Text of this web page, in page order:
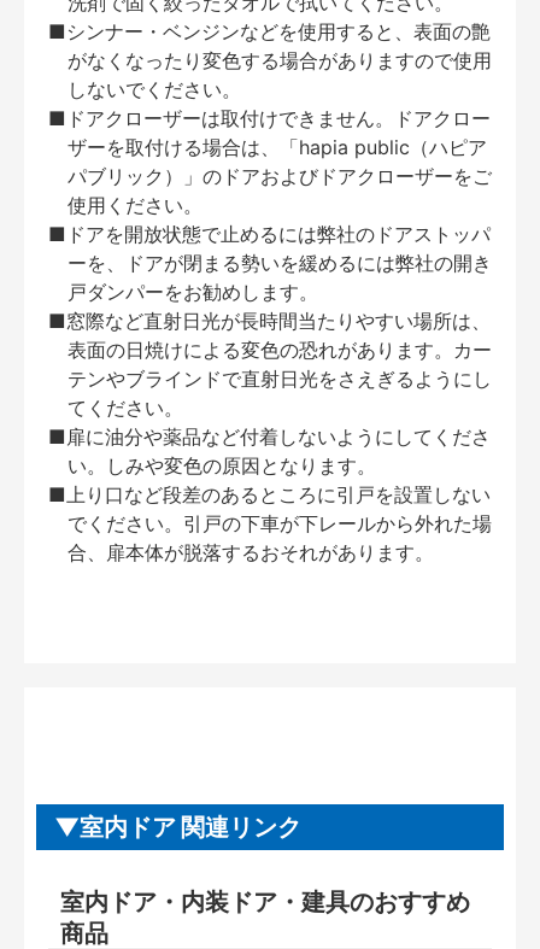
■シンナー・ベンジンなどを使用すると、表面の艶
がなくなったり変色する場合がありますので使用
しないでください。
■ドアクローザーは取付けできません。ドアクロー
ザーを取付ける場合は、「hapia public（ハピア
パブリック）」のドアおよびドアクローザーをご
使用ください。
■ドアを開放状態で止めるには弊社のドアストッパ
ーを、ドアが閉まる勢いを緩めるには弊社の開き
戸ダンパーをお勧めします。
■窓際など直射日光が長時間当たりやすい場所は、
表面の日焼けによる変色の恐れがあります。カー
テンやブラインドで直射日光をさえぎるようにし
てください。
■扉に油分や薬品など付着しないようにしてくださ
い。しみや変色の原因となります。
■上り口など段差のあるところに引戸を設置しない
でください。引戸の下車が下レールから外れた場
合、扉本体が脱落するおそれがあります。
室内ドア 関連リンク
室内ドア・内装ドア・建具のおすすめ
商品